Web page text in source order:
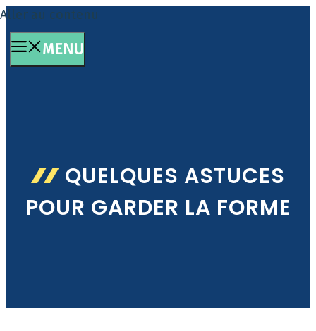
Aller au contenu
MENU
QUELQUES ASTUCES
POUR GARDER LA FORME